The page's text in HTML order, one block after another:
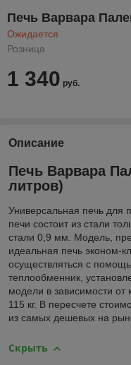
Печь Варвара
Ожидается
Розница
1 340 руб.
Описание
Печь Варвара
литров)
Универсальная печь для
печи состоит из стали
стали 0,9 мм. Модель,
идеальная печь эконом-
осуществляться с
теплообменник,
модели в зависимости от
115 кг. В пересчете
из самых дешевых на
Скрыть